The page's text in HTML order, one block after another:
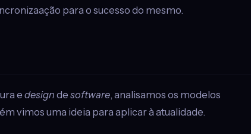
para o sucesso do mesmo.
e design de software, analisamos os modelos
vimos uma ideia para aplicar à atualidade.